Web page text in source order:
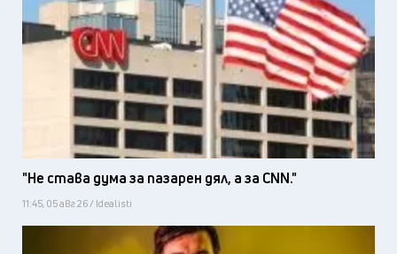
"Не става дума за пазарен дял, а за CNN."
11:45, 05 авг 26 / Idealisti